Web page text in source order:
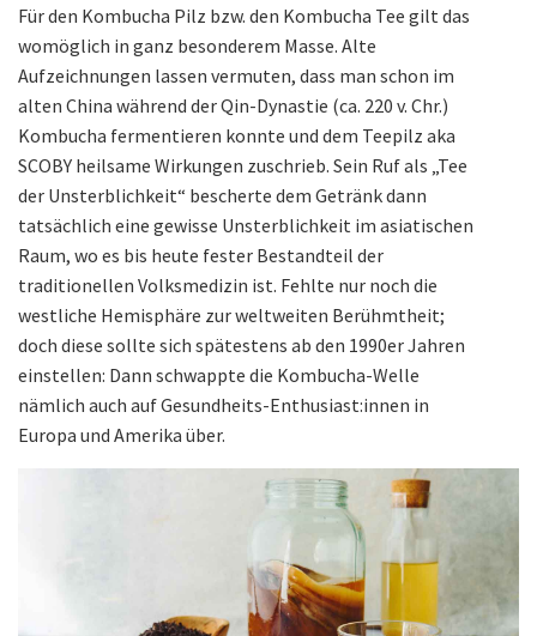
Für den Kombucha Pilz bzw. den Kombucha Tee gilt das
womöglich in ganz besonderem Masse. Alte
Aufzeichnungen lassen vermuten, dass man schon im
alten China während der Qin-Dynastie (ca. 220 v. Chr.)
Kombucha fermentieren konnte und dem Teepilz aka
SCOBY heilsame Wirkungen zuschrieb. Sein Ruf als „Tee
der Unsterblichkeit“ bescherte dem Getränk dann
tatsächlich eine gewisse Unsterblichkeit im asiatischen
Raum, wo es bis heute fester Bestandteil der
traditionellen Volksmedizin ist. Fehlte nur noch die
westliche Hemisphäre zur weltweiten Berühmtheit;
doch diese sollte sich spätestens ab den 1990er Jahren
einstellen: Dann schwappte die Kombucha-Welle
nämlich auch auf Gesundheits-Enthusiast:innen in
Europa und Amerika über.